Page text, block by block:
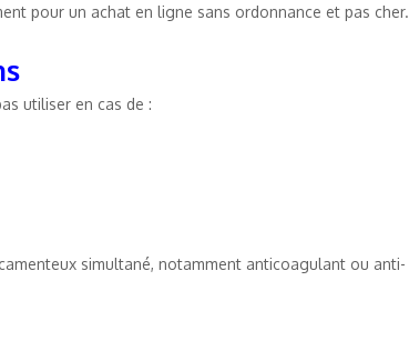
pour un achat en ligne sans ordonnance et pas cher.
utiliser en cas de :
simultané, notamment anticoagulant ou anti-